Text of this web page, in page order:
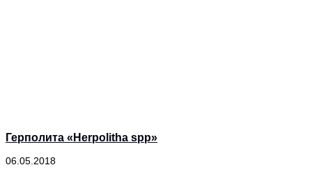
Герполита «Herpolitha spp»
06.05.2018